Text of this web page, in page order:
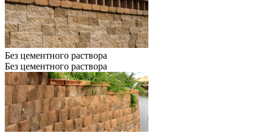
Без цементного раствора
Без цементного раствора